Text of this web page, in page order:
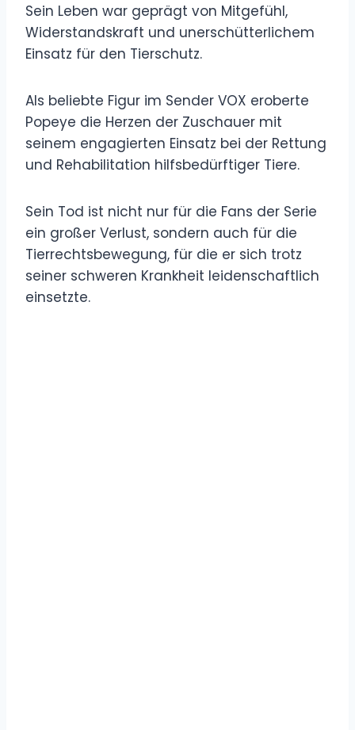
Sein Leben war geprägt von Mitgefühl,
Widerstandskraft und unerschütterlichem
Einsatz für den Tierschutz.
Als beliebte Figur im Sender VOX eroberte
Popeye die Herzen der Zuschauer mit
seinem engagierten Einsatz bei der Rettung
und Rehabilitation hilfsbedürftiger Tiere.
Sein Tod ist nicht nur für die Fans der Serie
ein großer Verlust, sondern auch für die
Tierrechtsbewegung, für die er sich trotz
seiner schweren Krankheit leidenschaftlich
einsetzte.